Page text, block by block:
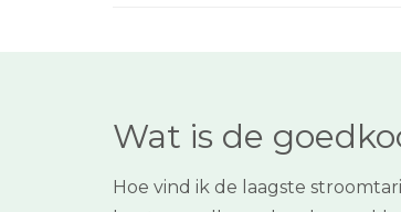
Wat is de
Hoe vind ik de laagste